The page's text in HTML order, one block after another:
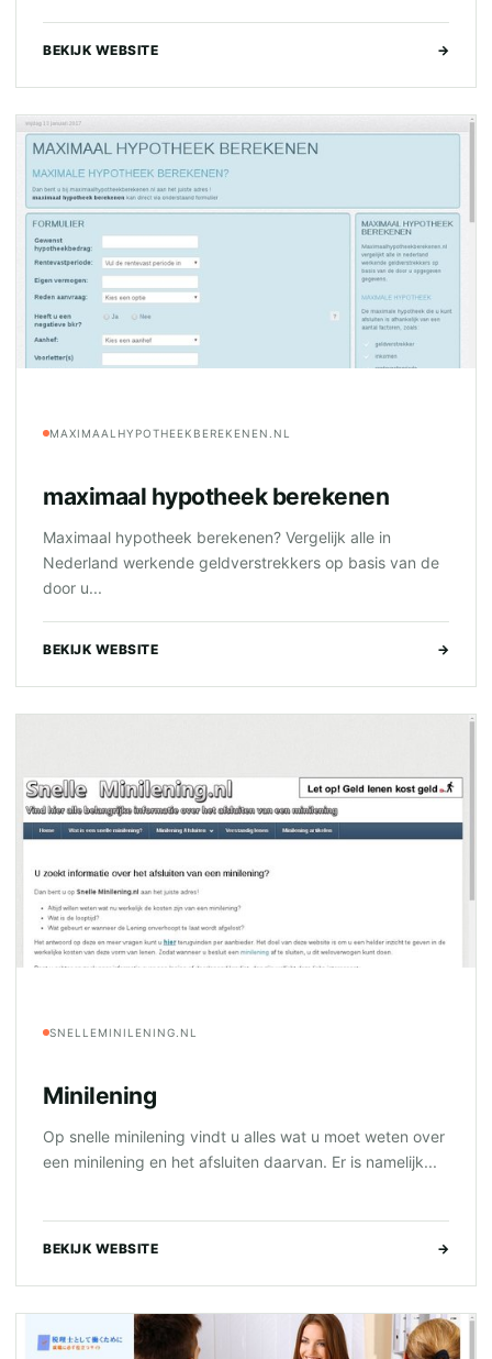
BEKIJK WEBSITE →
MAXIMAALHYPOTHEEKBEREKENEN.NL
maximaal hypotheek berekenen
Maximaal hypotheek berekenen? Vergelijk alle in
Nederland werkende geldverstrekkers op basis van de
door u...
BEKIJK WEBSITE →
SNELLEMINILENING.NL
Minilening
Op snelle minilening vindt u alles wat u moet weten over
een minilening en het afsluiten daarvan. Er is namelijk...
BEKIJK WEBSITE →